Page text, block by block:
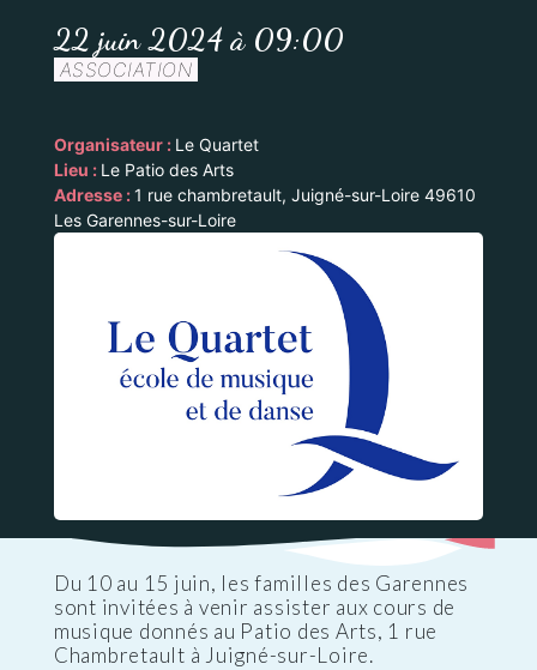
22 juin 2024 à 09:00
ASSOCIATION
Organisateur : Le Quartet
Lieu : Le Patio des Arts
Adresse :1 rue chambretault, Juigné-sur-Loire 49610
Les Garennes-sur-Loire
Du 10 au 15 juin, les familles des Garennes
sont invitées à venir assister aux cours de
musique donnés au Patio des Arts, 1 rue
Chambretault à Juigné-sur-Loire.